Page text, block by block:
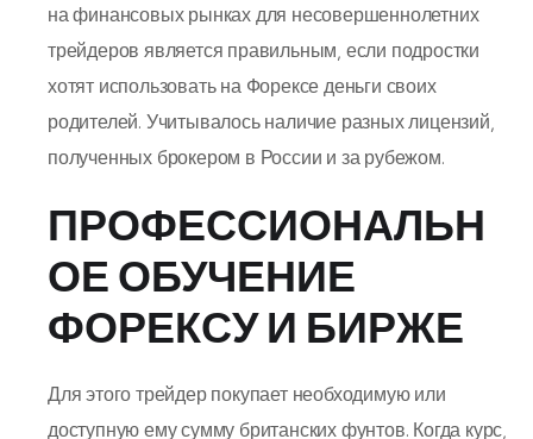
на финансовых рынках для несовершеннолетних
трейдеров является правильным, если подростки
хотят использовать на Форексе деньги своих
родителей. Учитывалось наличие разных лицензий,
полученных брокером в России и за рубежом.
ПРОФЕССИОНАЛЬН
ОЕ ОБУЧЕНИЕ
ФОРЕКСУ И БИРЖЕ
Для этого трейдер покупает необходимую или
доступную ему сумму британских фунтов. Когда курс,